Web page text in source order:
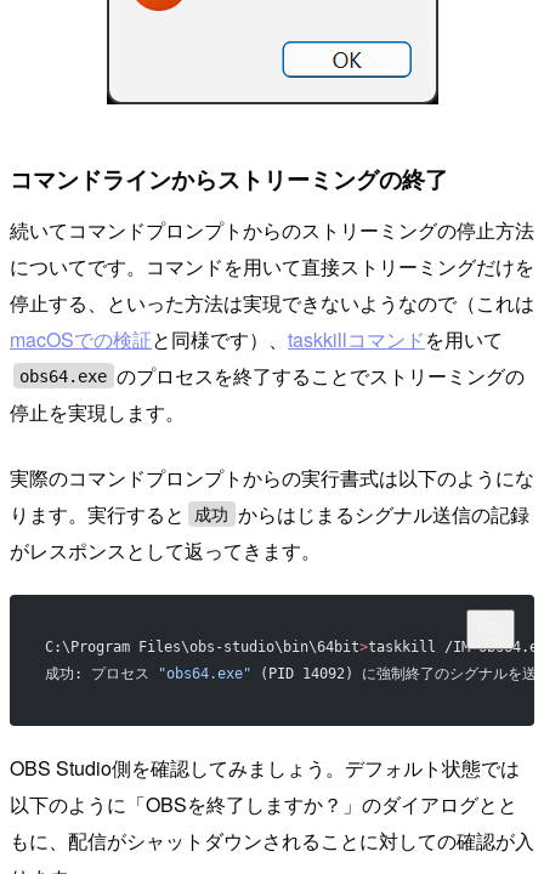
コマンドラインからストリーミングの終了
続いてコマンドプロンプトからのストリーミングの停止方法
についてです。コマンドを用いて直接ストリーミングだけを
停止する、といった方法は実現できないようなので（これは
macOSでの検証と同様です）、 taskkillコマンドを用いて
obs64.exe のプロセスを終了することでストリーミングの
停止を実現します。
実際のコマンドプロンプトからの実行書式は以下のようにな
ります。実行すると
成功 からはじまるシグナル送信の記録
がレスポンスとして返ってきます。
C:\Program Files\obs-studio\bin\64bit>taskkill /IM
成功: プロセス
"obs64.exe" (PID 14092) に強制終了のシグナルを送
OBS Studio側を確認してみましょう。デフォルト状態では
以下のように「OBSを終了しますか？」のダイアログとと
もに、配信がシャットダウンされることに対しての確認が入